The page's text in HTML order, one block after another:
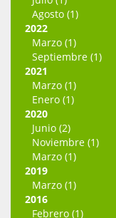
Agosto (1)
2022
Marzo (1)
Septiembre (1)
2021
Marzo (1)
Enero (1)
2020
Junio (2)
Noviembre (1)
Marzo (1)
2019
Marzo (1)
2016
Febrero (1)